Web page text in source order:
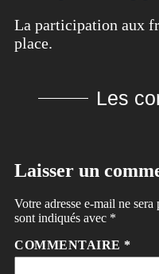
La participation aux
place.
Les
Laisser un
Votre adresse e-mail ne sera
sont indiqués avec *
COMMENTAIRE *